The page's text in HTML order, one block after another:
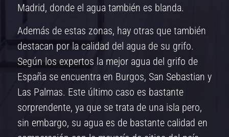
Madrid, donde el agua también es blanda.
Además de estas zonas, hay otras que también
destacan por la calidad del agua de su grifo.
Según los expertos la mejor agua del grifo de
España se encuentra en Burgos, San Sebastian y
Las Palmas. Este último caso es bastante
sorprendente, ya que se trata de una isla pero,
sin embargo, su agua es de bastante calidad en